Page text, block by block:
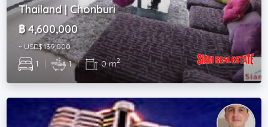
Thailand | Chonburi
฿ 4,600,000
~ USD$ 139,000
1 | 1 | 0 m2